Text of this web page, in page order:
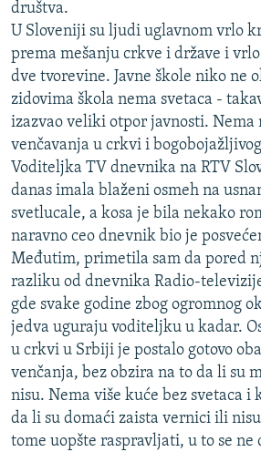
društva.
U Sloveniji su ljudi uglavnom vrlo
prema mešanju crkve i države i
dve tvorevine. Javne škole niko ne
zidovima škola nema svetaca -
izazvao veliki otpor javnosti. Nema
venčavanja u crkvi i
Voditeljka TV dnevnika na RTV
danas imala blaženi osmeh na
svetlucale, a kosa je bila nekako
naravno ceo dnevnik bio je
Međutim, primetila sam da pored
razliku od dnevnika Radio-
gde svake godine zbog ogromnog
jedva uguraju voditeljku u kadar.
u crkvi u Srbiji je postalo gotovo
venčanja, bez obzira na to da li su
nisu. Nema više kuće bez svetaca i
da li su domaći zaista vernici ili
tome uopšte raspravljati, u to se ne